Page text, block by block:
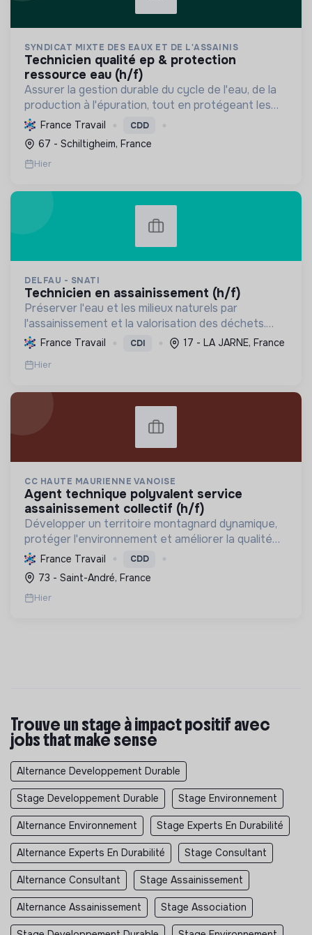
SYNDICAT MIXTE DES EAUX ET DE L'ASSAINIS
technicien qualité ep & protection
ressource eau (h/f)
Assurer la gestion durable du cycle de l'eau, de la
production à l'épuration, tout en protégeant les
ressources et la biodiversité, et en s'adaptant au
changement climatique pour le bien-être des
usag...
France Travail CDD
67 - Schiltigheim, France
Hier
DELFAU - SNATI
technicien en assainissement (h/f)
Préserver l'eau et les milieux naturels par
l'assainissement et la valorisation des déchets.
Contribuer à la transition écologique via
l'économie circulaire et la décarbonation.
France Travail CDI 17 - LA JARNE, France
Hier
CC HAUTE MAURIENNE VANOISE
agent technique polyvalent service
assainissement collectif (h/f)
Développer un territoire montagnard dynamique,
protéger l'environnement et améliorer la qualité
de vie des habitants par une transition écologique
et sociale ambitieuse.
France Travail CDD
73 - Saint-André, France
Hier
Trouve un stage à impact positif avec
jobs that make sense
Alternance Developpement Durable
Stage Developpement Durable Stage Environnement
Alternance Environnement Stage Experts En Durabilité
Alternance Experts En Durabilité Stage Consultant
Alternance Consultant Stage Assainissement
Alternance Assainissement Stage Association